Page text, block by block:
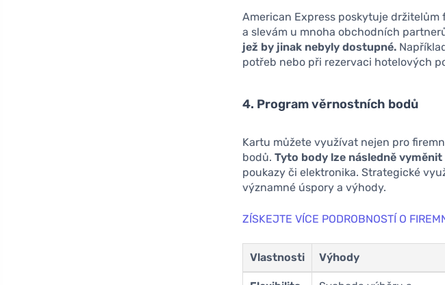
American Express poskytuje
a slevám u mnoha obchodních
jež by jinak nebyly dostupné.
potřeb nebo při rezervaci hotelových
4. Program věrnostních bodů
Kartu můžete využívat nejen pro
bodů.Tyto body lze následně
poukazy či elektronika. Strategické
významné úspory a výhody.
ZÍSKEJTE VÍCE PODROBNOSTÍ O
Vlastnosti Výhody